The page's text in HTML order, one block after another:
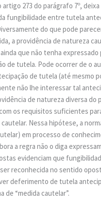
273 do parágrafo 7º,
fungibilidade entre tutela
do que pode
a providência de natureza
que não tenha expressado
de tutela. Pode ocorrer de o
de tutela (até mesmo
não lhe interessar tal
de natureza diversa do
os requisitos suficientes
Nessa hipótese, a
em processo de
a regra não o diga
evidenciam que
reconhecida no sentido
deferimento de tutela
de “medida cautelar”.